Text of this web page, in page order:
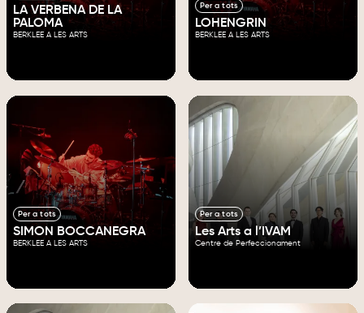
LA VERBENA DE LA
PALOMA
BERKLEE A LES ARTS
Per a tots
LOHENGRIN
BERKLEE A LES ARTS
Per a tots
SIMON BOCCANEGRA
BERKLEE A LES ARTS
Per a tots
Les Arts a l’IVAM
Centre de Perfeccionament